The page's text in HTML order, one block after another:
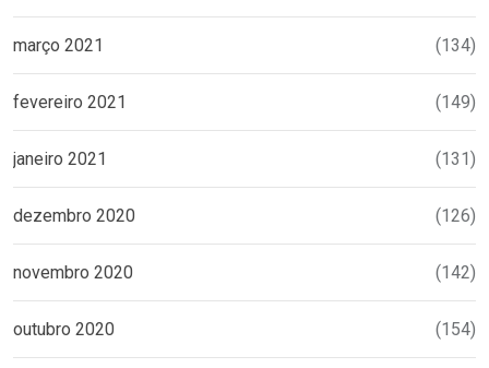
março 2021 (134)
fevereiro 2021 (149)
janeiro 2021 (131)
dezembro 2020 (126)
novembro 2020 (142)
outubro 2020 (154)